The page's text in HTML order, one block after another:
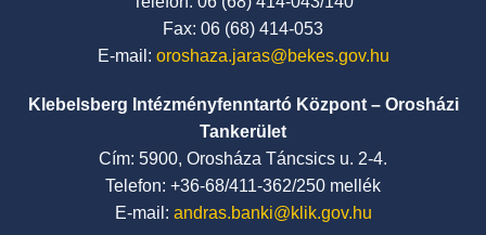
Fax: 06 (68) 414-053
E-mail: oroshaza.jaras@bekes.gov.hu
Klebelsberg Intézményfenntartó Központ – Orosházi
Tankerület
Cím: 5900, Orosháza Táncsics u. 2-4.
Telefon: +36-68/411-362/250 mellék
E-mail: andras.banki@klik.gov.hu